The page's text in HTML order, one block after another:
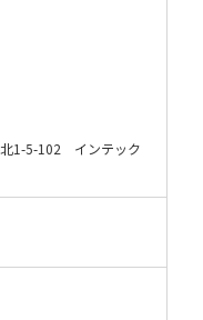
北1-5-102 インテック